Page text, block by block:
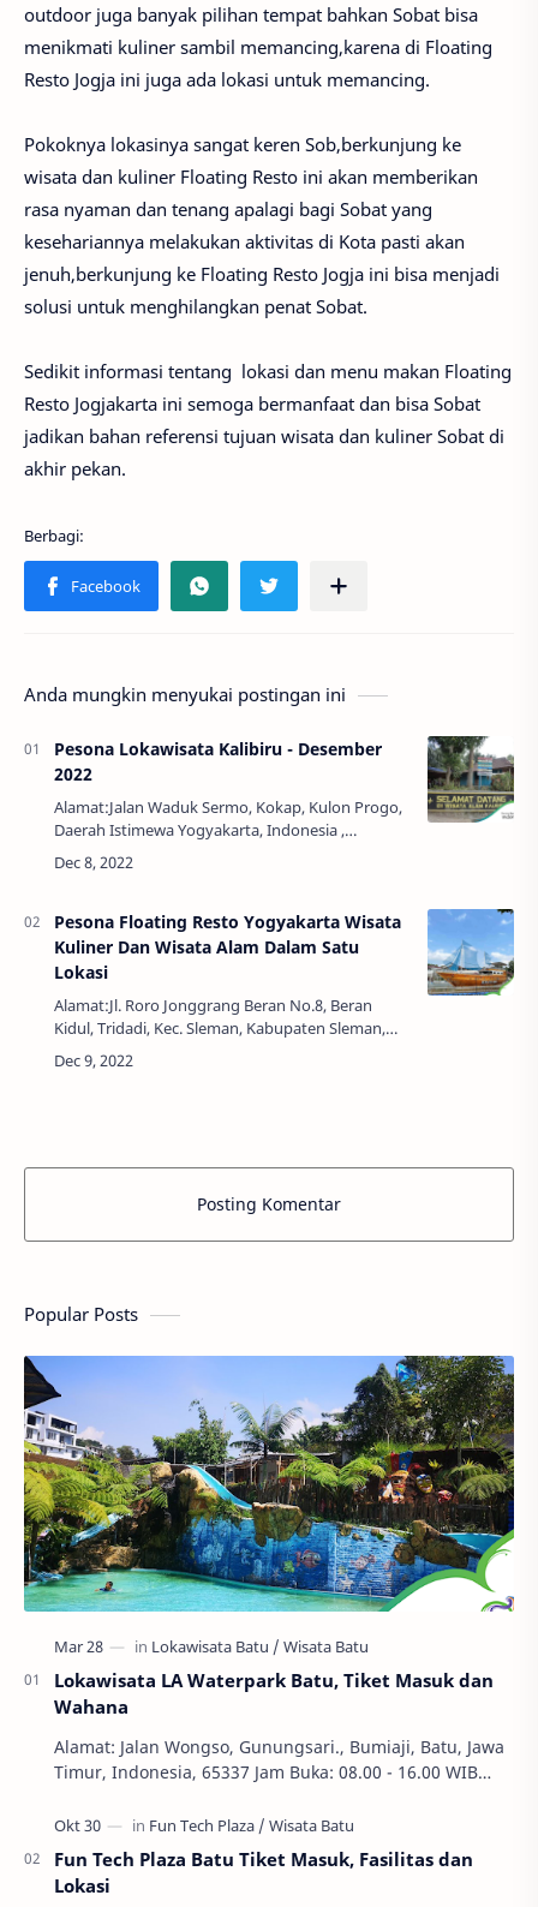
outdoor juga banyak pilihan tempat bahkan Sobat bisa
menikmati kuliner sambil memancing,karena di Floating
Resto Jogja ini juga ada lokasi untuk memancing.
Pokoknya lokasinya sangat keren Sob,berkunjung ke
wisata dan kuliner Floating Resto ini akan memberikan
rasa nyaman dan tenang apalagi bagi Sobat yang
kesehariannya melakukan aktivitas di Kota pasti akan
jenuh,berkunjung ke Floating Resto Jogja ini bisa menjadi
solusi untuk menghilangkan penat Sobat.
Sedikit informasi tentang lokasi dan menu makan Floating
Resto Jogjakarta ini semoga bermanfaat dan bisa Sobat
jadikan bahan referensi tujuan wisata dan kuliner Sobat di
akhir pekan.
Anda mungkin menyukai postingan ini
Pesona Lokawisata Kalibiru - Desember
2022
Alamat:Jalan Waduk Sermo, Kokap, Kulon Progo,
Daerah Istimewa Yogyakarta, Indonesia ,
55653Jam Buka:08:00 - 16:00 WIBHarga Tiket:Rp.
10.000,00 - Rp. 20.000,00Berwisata ke Jogja tid…
Pesona Floating Resto Yogyakarta Wisata
Kuliner Dan Wisata Alam Dalam Satu
Lokasi
Alamat:Jl. Roro Jonggrang Beran No.8, Beran
Kidul, Tridadi, Kec. Sleman, Kabupaten Sleman,
Daerah Istimewa Yogyakarta 55511Jam
Buka:10:00 - 21:00 WIBNo.
Posting Komentar
Popular Posts
Lokawisata LA Waterpark Batu, Tiket Masuk dan
Wahana
Alamat: Jalan Wongso, Gunungsari., Bumiaji, Batu, Jawa
Timur, Indonesia, 65337 Jam Buka: 08.00 - 16.00 WIB
Fun Tech Plaza Batu Tiket Masuk, Fasilitas dan
Lokasi